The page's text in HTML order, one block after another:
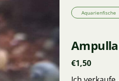
Aquarienfische
€1,50